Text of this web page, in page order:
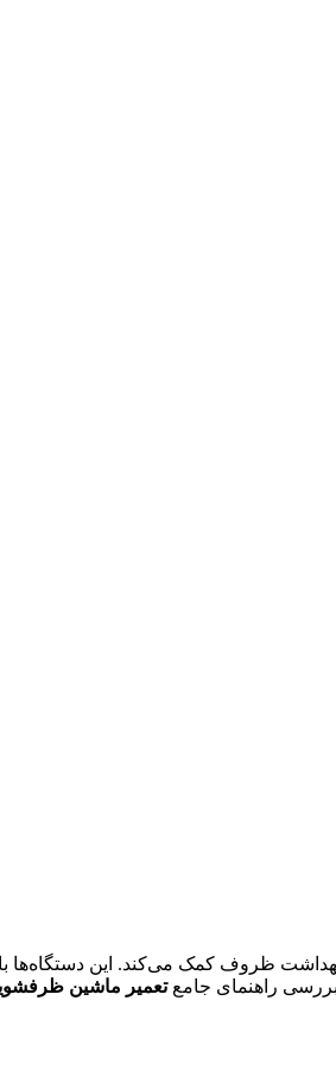
ظروف کمک می‌کند. این دستگاه‌ها
بررسی راهنمای جامعتعمیر ماشین